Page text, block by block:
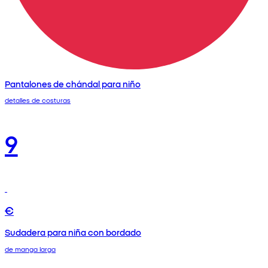
Pantalones de chándal para niño
detalles de costuras
9
€
Sudadera para niña con bordado
de manga larga